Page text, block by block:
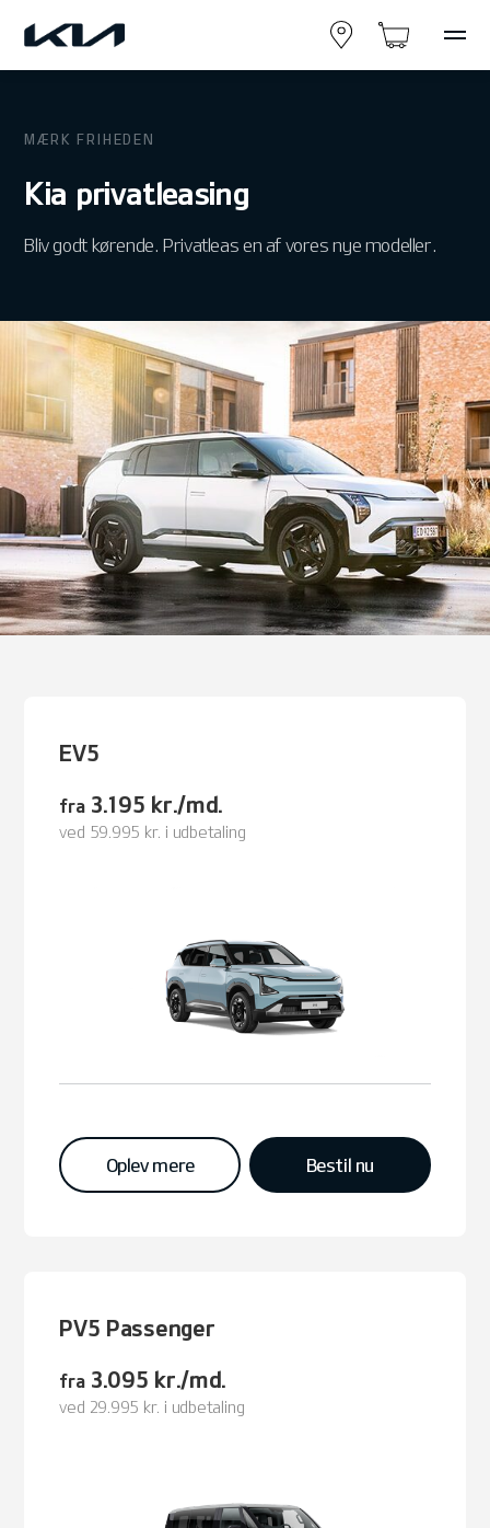
MÆRK FRIHEDEN
Kia privatleasing
Bliv godt kørende. Privatleas en af vores nye modeller.
EV5
fra3.195 kr./md.
ved 59.995 kr. i udbetaling
Oplev mere Bestil nu
PV5 Passenger
fra3.095 kr./md.
ved 29.995 kr. i udbetaling